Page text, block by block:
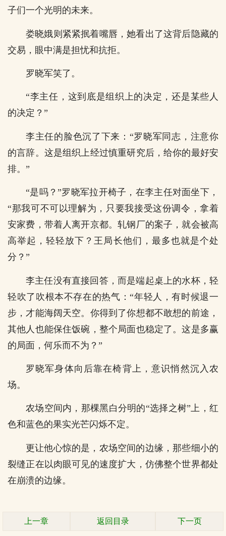
子们一个光明的未来。
娄晓娥则紧紧抿着嘴唇，她看出了这背后隐藏的
交易，眼中满是担忧和抗拒。
罗晓军笑了。
“李主任，这到底是组织上的决定，还是某些人
的决定？”
李主任的脸色沉了下来：“罗晓军同志，注意你
的言辞。这是组织上经过慎重研究后，给你的最好安
排。”
“是吗？”罗晓军拉开椅子，在李主任对面坐下，
“那我可不可以理解为，只要我接受这份调令，拿着
安家费，带着人离开京都。轧钢厂的案子，就会被高
高举起，轻轻放下？王局长他们，最多也就是个处
分？”
李主任没有直接回答，而是端起桌上的水杯，轻
轻吹了吹根本不存在的热气：“年轻人，有时候退一
步，才能海阔天空。你得到了你想都不敢想的前途，
其他人也能保住饭碗，整个局面也稳定了。这是多赢
的局面，何乐而不为？”
罗晓军身体向后靠在椅背上，意识悄然沉入农
场。
农场空间内，那棵黑白分明的“选择之树”上，红
色和蓝色的果实光芒闪烁不定。
更让他心惊的是，农场空间的边缘，那些细小的
裂缝正在以肉眼可见的速度扩大，仿佛整个世界都处
在崩溃的边缘。
上一章 返回目录 下一页